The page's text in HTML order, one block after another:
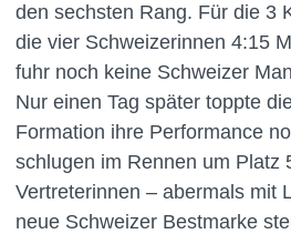
den sechsten Rang. Für die 3
die vier Schweizerinnen 4:15
fuhr noch keine Schweizer
Nur einen Tag später toppte
Formation ihre Performance
schlugen im Rennen um Platz
Vertreterinnen – abermals mit
neue Schweizer Bestmarke